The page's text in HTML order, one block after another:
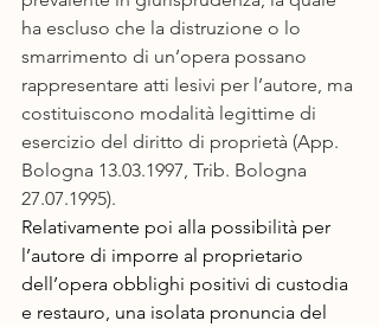
ha escluso che la distruzione o lo
smarrimento di un’opera possano
rappresentare atti lesivi per l’autore, ma
costituiscono modalità legittime di
esercizio del diritto di proprietà (App.
Bologna 13.03.1997, Trib. Bologna
27.07.1995).
Relativamente poi alla possibilità per
l’autore di imporre al proprietario
dell’opera obblighi positivi di custodia
e restauro, una isolata pronuncia del